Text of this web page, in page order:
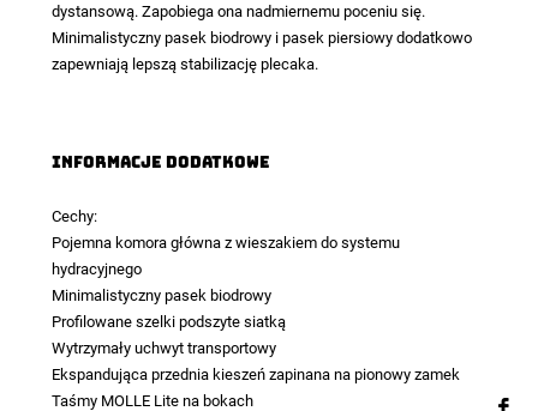
dystansową. Zapobiega ona nadmiernemu poceniu się.
Minimalistyczny pasek biodrowy i pasek piersiowy dodatkowo
zapewniają lepszą stabilizację plecaka.
Informacje dodatkowe
Cechy:
Pojemna komora główna z wieszakiem do systemu
hydracyjnego
Minimalistyczny pasek biodrowy
Profilowane szelki podszyte siatką
Wytrzymały uchwyt transportowy
Ekspandująca przednia kieszeń zapinana na pionowy zamek
Taśmy MOLLE Lite na bokach